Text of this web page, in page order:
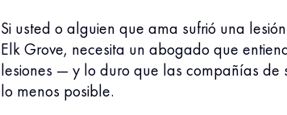
Si usted o alguien que ama sufrió una
Elk Grove, necesita un abogado que
lesiones — y lo duro que las compañías
lo menos posible.